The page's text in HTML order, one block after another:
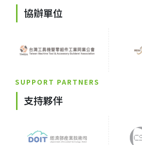
協辦單位
SUPPORT PARTNERS
支持夥伴